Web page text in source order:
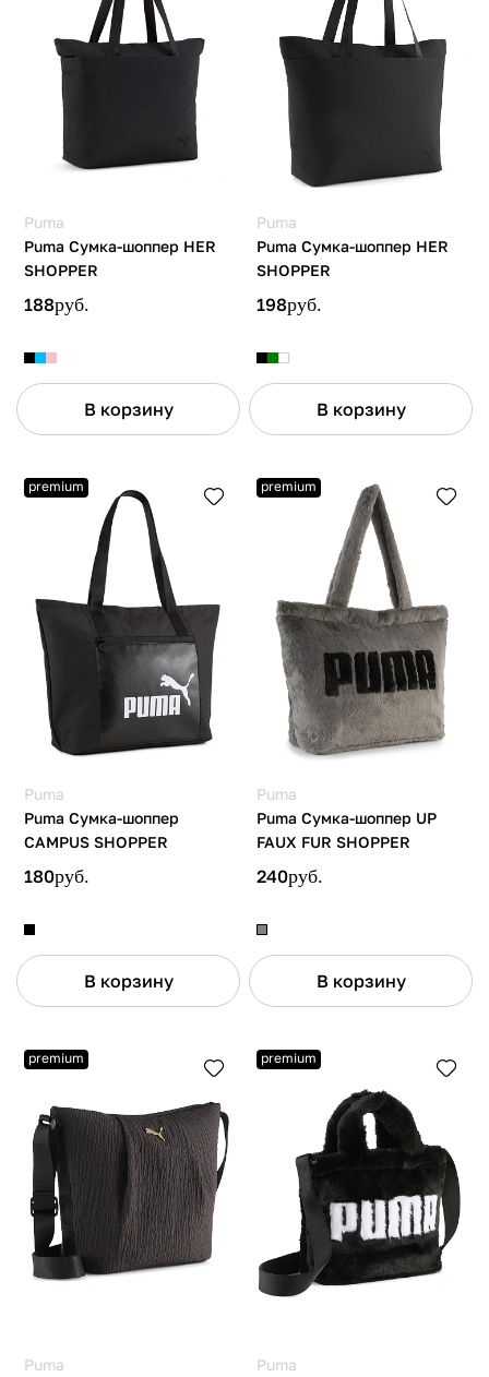
Puma
Puma Сумка-шоппер HER
SHOPPER
188руб.
В корзину
Puma
Puma Сумка-шоппер HER
SHOPPER
198руб.
В корзину
premium
Puma
Puma Сумка-шоппер
CAMPUS SHOPPER
180руб.
В корзину
premium
Puma
Puma Сумка-шоппер UP
FAUX FUR SHOPPER
240руб.
В корзину
premium
Puma
premium
Puma